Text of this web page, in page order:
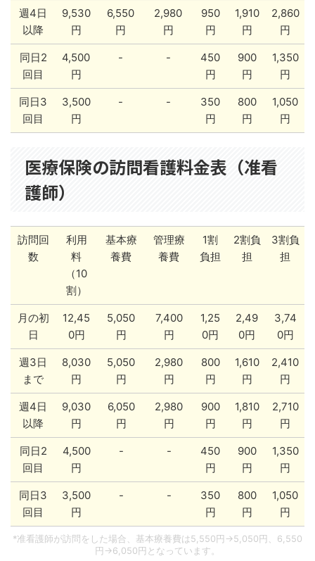
週4日
以降
9,530
円
6,550
円
2,980
円
950
円
1,910
円
2,860
円
同日2
回目
4,500
円
- -
450
円
900
円
1,350
円
同日3
回目
3,500
円
- -
350
円
800
円
1,050
円
医療保険の訪問看護料金表（准看
護師）
訪問回
数
利用
料
（10
割）
基本療
養費
管理療
養費
1割
負担
2割負
担
3割負
担
月の初
日
12,45
0円
5,050
円
7,400
円
1,25
0円
2,49
0円
3,74
0円
週3日
まで
8,030
円
5,050
円
2,980
円
800
円
1,610
円
2,410
円
週4日
以降
9,030
円
6,050
円
2,980
円
900
円
1,810
円
2,710
円
同日2
回目
4,500
円
- -
450
円
900
円
1,350
円
同日3
回目
3,500
円
- -
350
円
800
円
1,050
円
*准看護師が訪問をした場合、基本療養費は5,550円→5,050円、6,550
円→6,050円となっています。